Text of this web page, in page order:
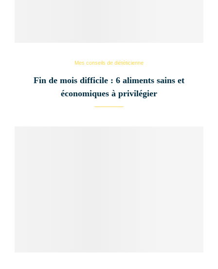
Mes conseils de diététicienne
Fin de mois difficile : 6 aliments sains et
économiques à privilégier